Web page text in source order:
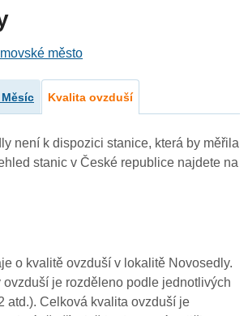
město
Kvalita ovzduší
není k dispozici stanice, která by měřila
stanic v České republice najdete na
o kvalitě ovzduší v lokalitě Novosedly.
ovzduší je rozděleno podle jednotlivých
atd.). Celková kvalita ovzduší je